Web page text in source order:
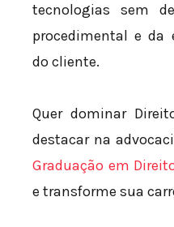
tecnologias sem
procedimental e da
do cliente.
Quer dominar
destacar na
Graduação em
e transforme sua